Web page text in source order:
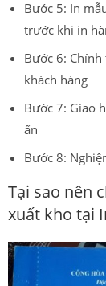
Bước 5: In
trước khi in
Bước 6:
khách hàng
Bước 7: Giao
ấn
Bước 8:
Tại sao nên
xuất kho tại